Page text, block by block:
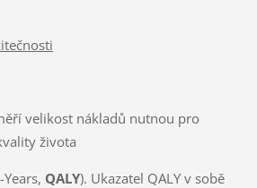
velikost nákladů nutnou pro
života
QALY). Ukazatel QALY v sobě